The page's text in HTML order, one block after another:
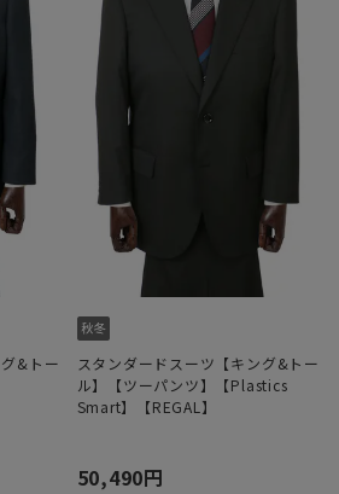
&トー
スタンダードスーツ【キング&トー
ル】【ツーパンツ】【Plastics
Smart】【REGAL】
50,490円